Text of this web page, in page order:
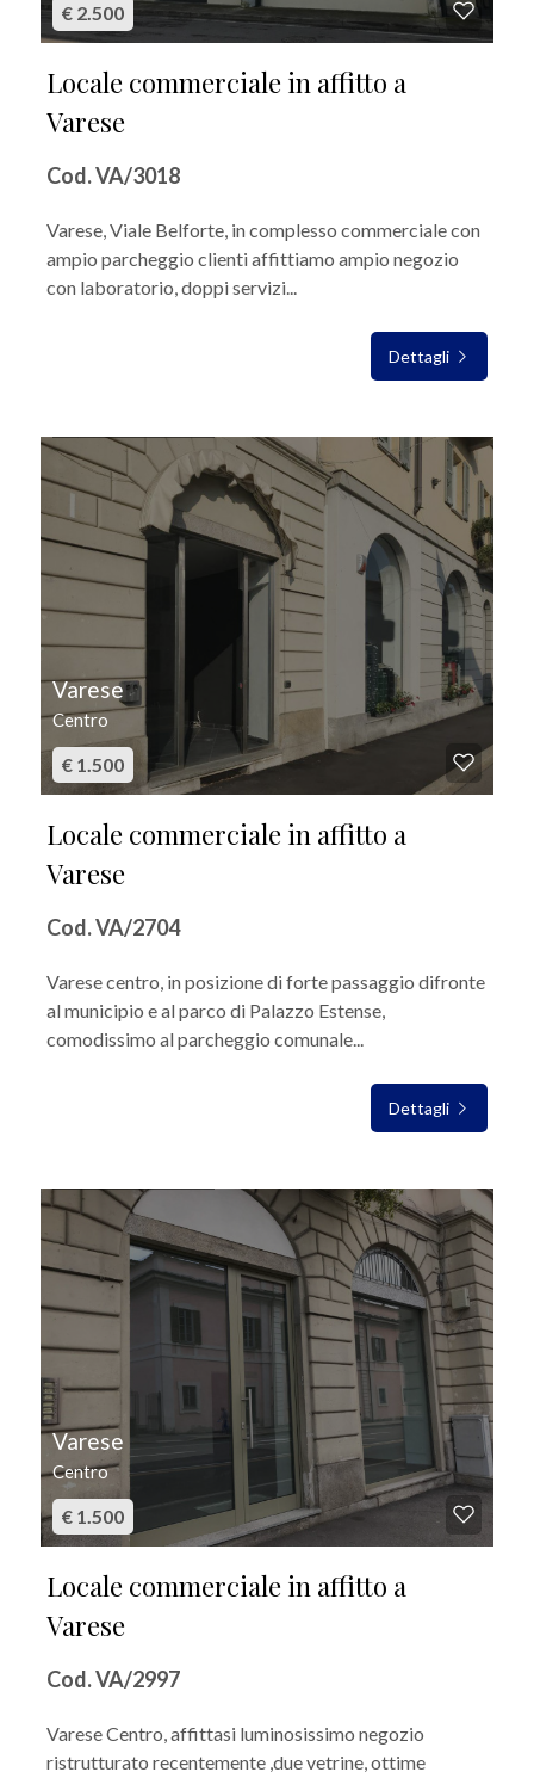
€ 2.500
Locale commerciale in affitto a
Varese
Cod. VA/3018
Varese, Viale Belforte, in complesso commerciale con
ampio parcheggio clienti affittiamo ampio negozio
con laboratorio, doppi servizi...
Dettagli
Varese
Centro
€ 1.500
Locale commerciale in affitto a
Varese
Cod. VA/2704
Varese centro, in posizione di forte passaggio difronte
al municipio e al parco di Palazzo Estense,
comodissimo al parcheggio comunale...
Dettagli
Varese
Centro
€ 1.500
Locale commerciale in affitto a
Varese
Cod. VA/2997
Varese Centro, affittasi luminosissimo negozio
ristrutturato recentemente ,due vetrine, ottime